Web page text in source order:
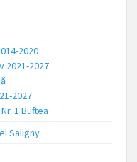
2020
2021-2027
2027
1 Buftea
Saligny